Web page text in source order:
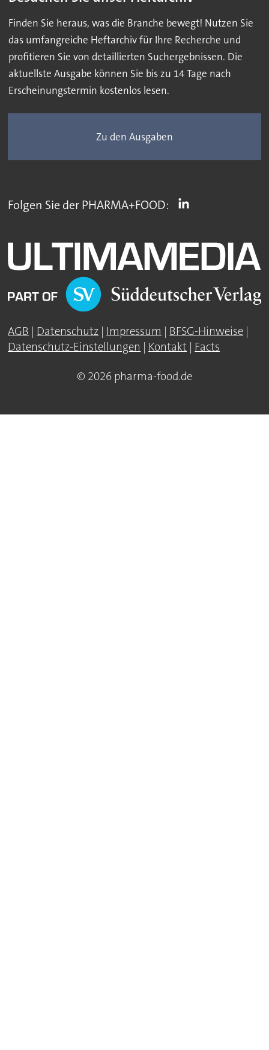
Finden Sie heraus, was die Branche bewegt! Nutzen Sie
das umfangreiche Heftarchiv für Ihre Recherche und
profitieren Sie von detaillierten Suchergebnissen. Die
aktuellste Ausgabe können Sie bis zu 14 Tage nach
Erscheinungstermin kostenlos lesen.
Zu den Ausgaben
Folgen Sie der PHARMA+FOOD:
AGB | Datenschutz | Impressum | BFSG-Hinweise |
Datenschutz-Einstellungen | Kontakt | Facts
© 2026 pharma-food.de